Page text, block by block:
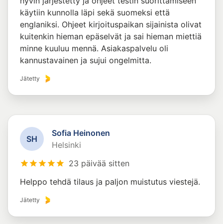
käytiin kunnolla läpi sekä suomeksi että
englaniksi. Ohjeet kirjoituspaikan sijainista olivat
kuitenkin hieman epäselvät ja sai hieman miettiä
minne kuuluu mennä. Asiakaspalvelu oli
kannustavainen ja sujui ongelmitta.
Jätetty
SH
Sofia Heinonen
Helsinki
23 päivää sitten
Helppo tehdä tilaus ja paljon muistutus viestejä.
Jätetty